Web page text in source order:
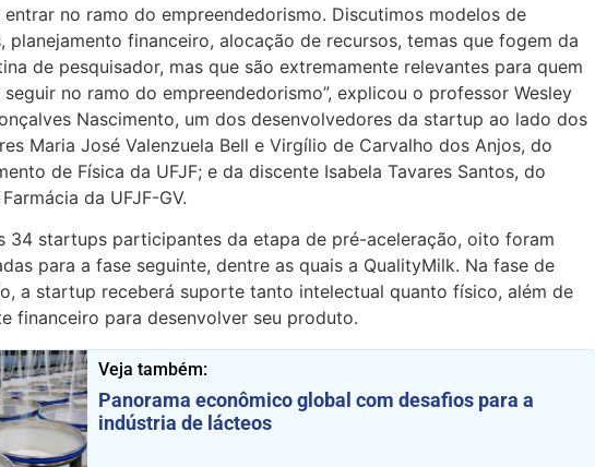
entrar no ramo do empreendedorismo. Discutimos modelos de
planejamento financeiro, alocação de recursos, temas que fogem da
de pesquisador, mas que são extremamente relevantes para quem
no ramo do empreendedorismo”, explicou o professor Wesley
Nascimento, um dos desenvolvedores da startup ao lado dos
Maria José Valenzuela Bell e Virgílio de Carvalho dos Anjos, do
de Física da UFJF; e da discente Isabela Tavares Santos, do
da UFJF-GV.
34 startups participantes da etapa de pré-aceleração, oito foram
para a fase seguinte, dentre as quais a QualityMilk. Na fase de
a startup receberá suporte tanto intelectual quanto físico, além de
financeiro para desenvolver seu produto.
Veja também:
Panorama econômico global com desafios para a
indústria de lácteos